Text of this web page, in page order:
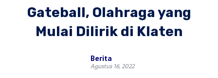
Gateball, Olahraga yang
Mulai Dilirik di Klaten
Berita
Agustus 16, 2022